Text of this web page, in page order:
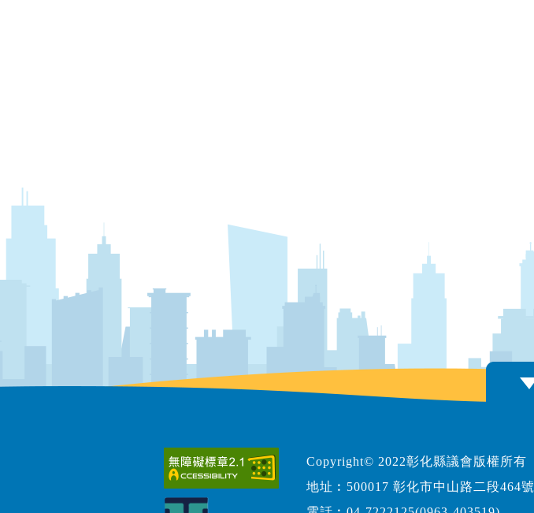
Copyright© 2022彰化縣議會版權所有
地址︰500017 彰化市中山路二段464號